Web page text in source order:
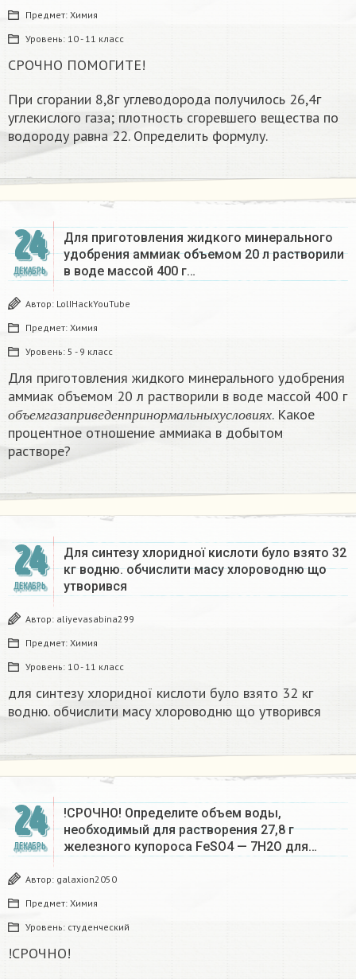
Предмет: Химия
Уровень: 10 - 11 класс
СРОЧНО ПОМОГИТЕ!
При сгорании 8,8г углеводорода получилось 26,4г
углекислого газа; плотность сгоревшего вещества по
водороду равна 22. Определить формулу.
24
ДЕКАБРЬ
Для приготовления жидкого минерального
удобрения аммиак объемом 20 л растворили
в воде массой 400 г…
Автор: LolIHackYouTube
Предмет: Химия
Уровень: 5 - 9 класс
Для приготовления жидкого минерального удобрения
аммиак объемом 20 л растворили в воде массой 400 г
о б ъемг а з а п р и в е д е н п р и н о рмал ьн ых у сл о в иях
объемгазаприведен пр инормальных условиях
. Какое
процентное отношение аммиака в добытом
растворе?
24
ДЕКАБРЬ
Для синтезу хлоридної кислоти було взято 32
кг водню. обчислити масу хлороводню що
утворився​
Автор: aliyevasabina299
Предмет: Химия
Уровень: 10 - 11 класс
для синтезу хлоридної кислоти було взято 32 кг
водню. обчислити масу хлороводню що утворився​
24
ДЕКАБРЬ
!СРОЧНО! Определите объем воды,
необходимый для растворения 27,8 г
железного купороса FeSO4 — 7Н2О для…
Автор: galaxion2050
Предмет: Химия
Уровень: студенческий
!СРОЧНО!